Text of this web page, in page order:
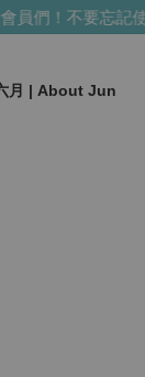
們！不要忘記使
月 | About Jun